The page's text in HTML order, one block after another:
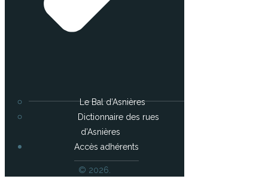
Le Bal d’Asnières
Dictionnaire des rues
d’Asnières
Accès adhérents
© 2026.